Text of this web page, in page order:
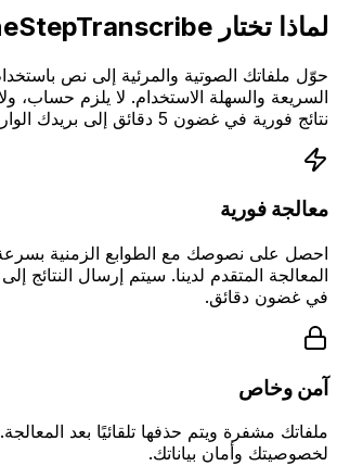
لماذا تختار OneStepTranscribe؟
حوّل ملفاتك الصوتية والمرئية إلى نص
السريعة والسهلة الاستخدام. لا يلزم حساب،
نتائج فورية في غضون 5 دقائق إلى بريدك الوارد.
معالجة فورية
احصل على نصوصك مع الطوابع الزمنية
المعالجة المتقدم لدينا. سيتم إرسال النتائج
في غضون دقائق.
آمن وخاص
ملفاتك مشفرة ويتم حذفها تلقائيًا بعد
لخصوصيتك وأمان بياناتك.